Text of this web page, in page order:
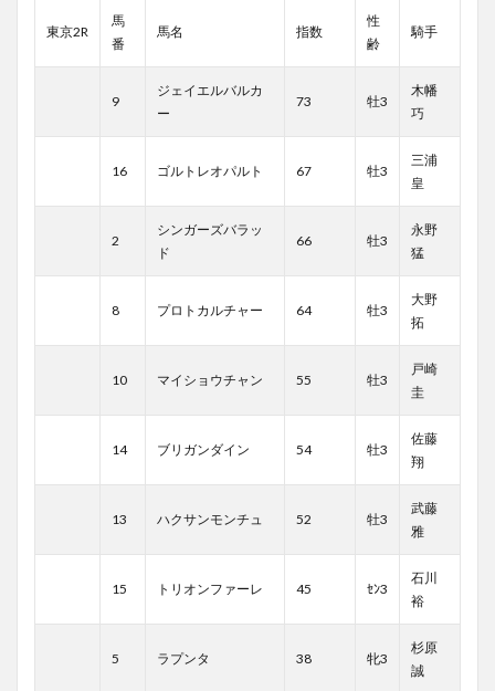
東京2R
馬
番
馬名 指数
性
齢
騎手
9
ジェイエルバルカ
ー
73 牡3
木幡
巧
16 ゴルトレオパルト 67 牡3
三浦
皇
2
シンガーズバラッ
ド
66 牡3
永野
猛
8 プロトカルチャー 64 牡3
大野
拓
10 マイショウチャン 55 牡3
戸崎
圭
14 ブリガンダイン 54 牡3
佐藤
翔
13 ハクサンモンチュ 52 牡3
武藤
雅
15 トリオンファーレ 45 ｾﾝ3
石川
裕
5 ラプンタ 38 牝3
杉原
誠